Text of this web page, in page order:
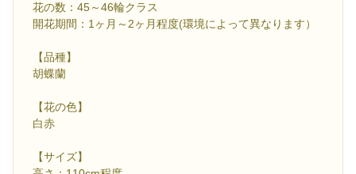
花の数：45～46輪クラス
開花期間：1ヶ月～2ヶ月程度(環境によって異なります）
【品種】
胡蝶蘭
【花の色】
白赤
【サイズ】